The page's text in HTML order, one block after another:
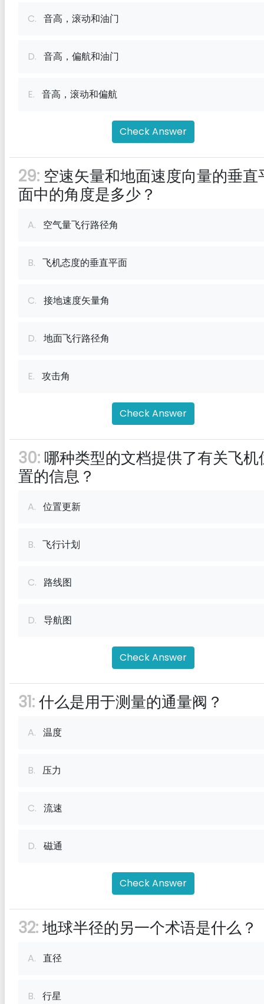
C. 音高，滚动和油门
D. 音高，偏航和油门
E. 音高，滚动和偏航
Check Answer
29: 空速矢量和地面速度向量的垂直
面中的角度是多少？
A. 空气量飞行路径角
B. 飞机态度的垂直平面
C. 接地速度矢量角
D. 地面飞行路径角
E. 攻击角
Check Answer
30: 哪种类型的文档提供了有关飞机
置的信息？
A. 位置更新
B. 飞行计划
C. 路线图
D. 导航图
Check Answer
31:什么是用于测量的通量阀？
A. 温度
B. 压力
C. 流速
D. 磁通
Check Answer
32:地球半径的另一个术语是什么？
A. 直径
B. 行星